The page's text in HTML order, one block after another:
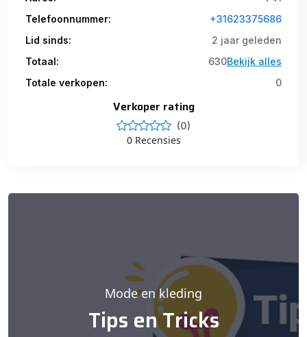
Telefoonnummer:
+31623375686
Lid sinds:
2 jaar geleden
Totaal:
630Bekijk alles
Totale verkopen:
0
Verkoper rating
(0)
0 Recensies
Mode en kleding
Tips en Tricks